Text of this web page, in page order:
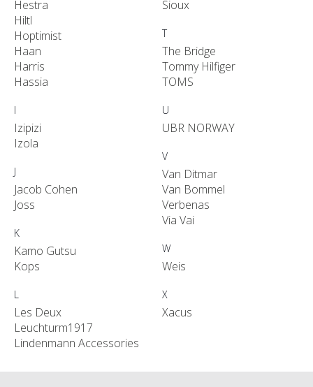
Hestra
Hiltl
Hoptimist
Haan
Harris
Hassia
I
Izipizi
Izola
J
Jacob Cohen
Joss
K
Kamo Gutsu
Kops
L
Les Deux
Leuchturm1917
Lindenmann Accessories
Sioux
T
The Bridge
Tommy Hilfiger
TOMS
U
UBR NORWAY
V
Van Ditmar
Van Bommel
Verbenas
Via Vai
W
Weis
X
Xacus